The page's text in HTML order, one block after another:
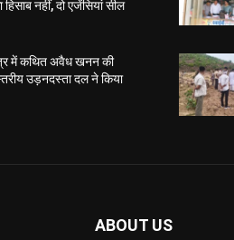
नहीं, दो एजेंसियां सील
में कथित अवैध खनन की
उड़नदस्ता दल ने किया
ABOUT US